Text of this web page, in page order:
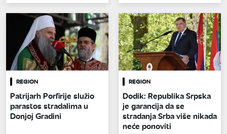
REGION
Patrijarh Porfirije služio
parastos stradalima u
Donjoj Gradini
REGION
Dodik: Republika Srpska
je garancija da se
stradanja Srba više nikada
neće ponoviti